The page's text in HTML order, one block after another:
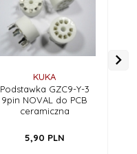
KUKA
Podstawka GZC9-Y-3
9pin NOVAL do PCB
ceramiczna
5,90 PLN